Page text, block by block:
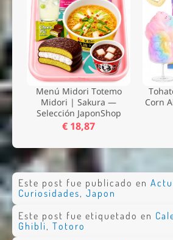
Menú Midori Totemo
Midori | Sakura —
Selección JaponShop
€ 18,87
Corn
Este post fue publicado en
Curiosidades, Japon
Este post fue etiquetado en
Ghibli, Totoro